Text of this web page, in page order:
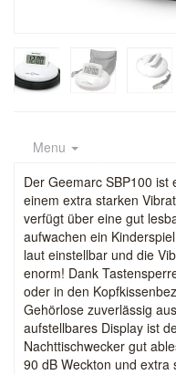
Menu
Der Geemarc SBP100 ist
einem extra starken
verfügt über eine gut
aufwachen ein
laut einstellbar und die
enorm! Dank
oder in den
Gehörlose zuverlässig
aufstellbares Display ist
Nachttischwecker gut
90 dB Weckton und extra